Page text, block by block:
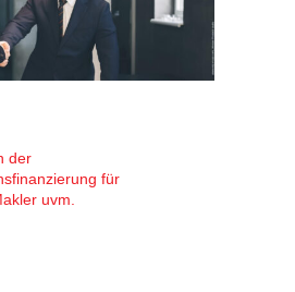
der
für
uvm.